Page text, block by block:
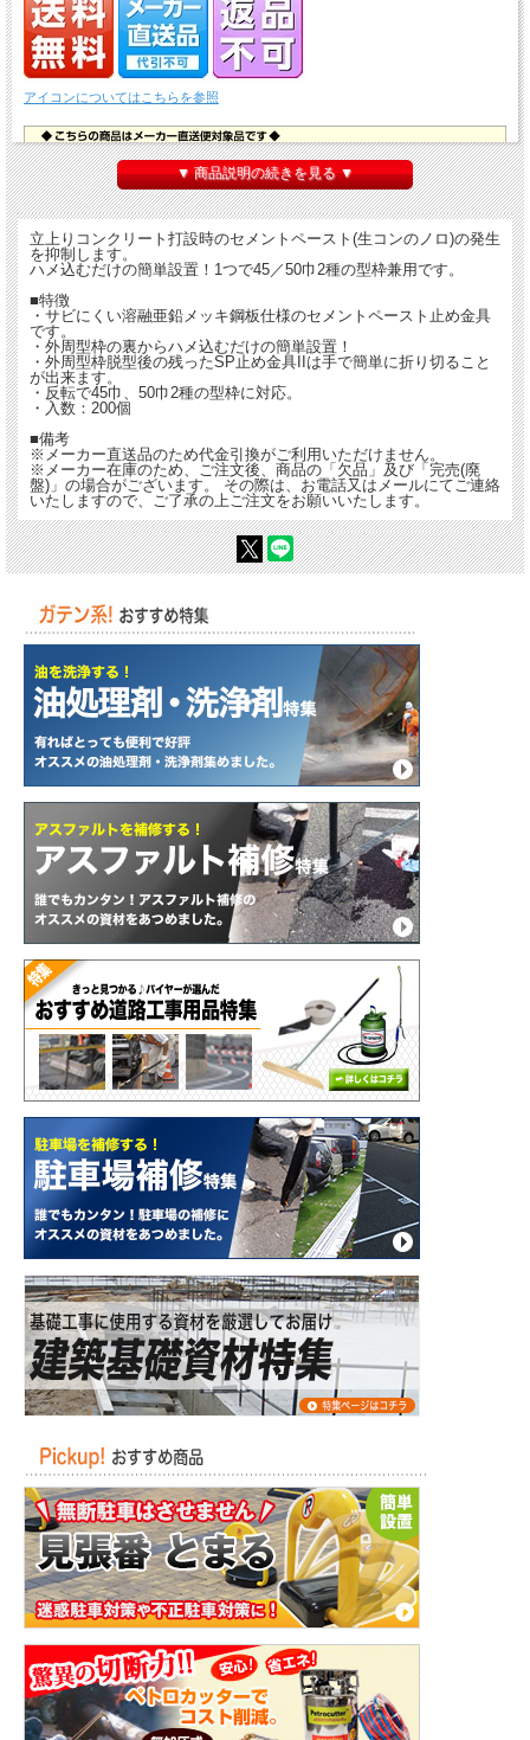
アイコンについてはこちらを参照
▼ 商品説明の続きを見る ▼
立上りコンクリート打設時のセメントペースト(生コンのノロ)の発生
を抑制します。
ハメ込むだけの簡単設置！1つで45／50巾2種の型枠兼用です。
■特徴
・サビにくい溶融亜鉛メッキ鋼板仕様のセメントペースト止め金具
です。
・外周型枠の裏からハメ込むだけの簡単設置！
・外周型枠脱型後の残ったSP止め金具IIは手で簡単に折り切ること
が出来ます。
・反転で45巾、50巾2種の型枠に対応。
・入数：200個
■備考
※メーカー直送品のため代金引換がご利用いただけません。
※メーカー在庫のため、ご注文後、商品の「欠品」及び「完売(廃
盤)」の場合がございます。 その際は、お電話又はメールにてご連絡
いたしますので、ご了承の上ご注文をお願いいたします。